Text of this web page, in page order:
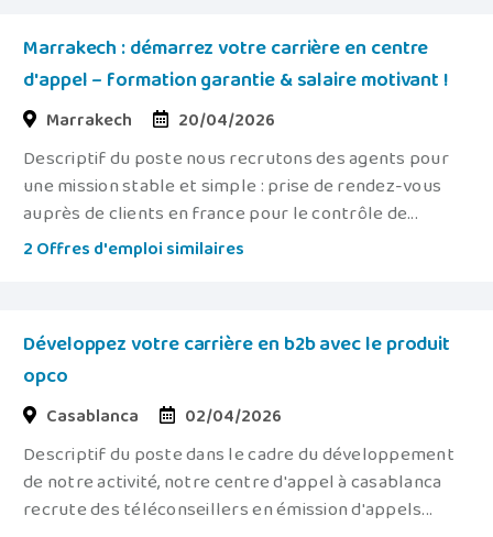
Marrakech : démarrez votre carrière en centre
d'appel – formation garantie & salaire motivant !
Marrakech 20/04/2026
Descriptif du poste nous recrutons des agents pour
une mission stable et simple : prise de rendez-vous
auprès de clients en france pour le contrôle de...
2 Offres d'emploi similaires
Développez votre carrière en b2b avec le produit
opco
Casablanca 02/04/2026
Descriptif du poste dans le cadre du développement
de notre activité, notre centre d'appel à casablanca
recrute des téléconseillers en émission d'appels...